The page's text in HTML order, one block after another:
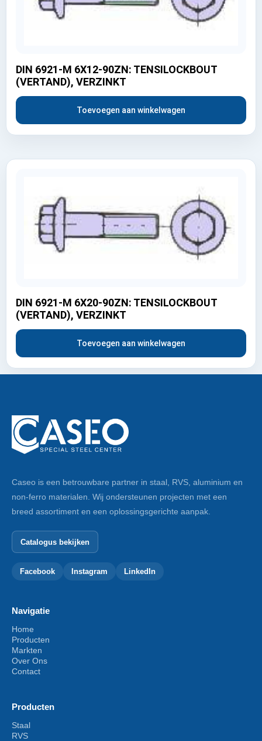
DIN 6921-M 6X12-90ZN: TENSILOCKBOUT
(VERTAND), VERZINKT
Toevoegen aan winkelwagen
DIN 6921-M 6X20-90ZN: TENSILOCKBOUT
(VERTAND), VERZINKT
Toevoegen aan winkelwagen
Caseo is een betrouwbare partner in staal, RVS, aluminium en
non-ferro materialen. Wij ondersteunen projecten met een
breed assortiment en een oplossingsgerichte aanpak.
Catalogus bekijken
Facebook Instagram LinkedIn
Navigatie
Home
Producten
Markten
Over Ons
Contact
Producten
Staal
RVS